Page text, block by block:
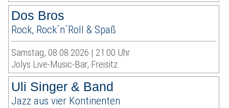
Dos Bros
Rock, Rock´n´Roll & Spaß
Samstag, 08.08.2026 | 21:00 Uhr
Jolys Live-Music-Bar, Freisitz
Uli Singer & Band
Jazz aus vier Kontinenten